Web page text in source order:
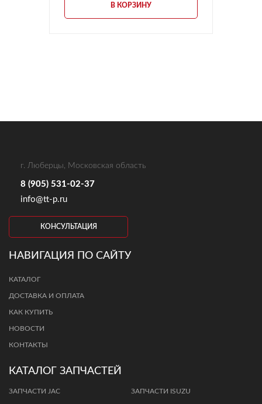
В КОРЗИНУ
г. Люберцы, Московская область
8 (905) 531-02-37
info@tt-p.ru
КОНСУЛЬТАЦИЯ
КАТАЛОГ ЗАПЧАСТЕЙ
ЗАПЧАСТИ JAC ЗАПЧАСТИ ISUZU
НАВИГАЦИЯ ПО САЙТУ
КАТАЛОГ
ДОСТАВКА И ОПЛАТА
КАК КУПИТЬ
НОВОСТИ
КОНТАКТЫ